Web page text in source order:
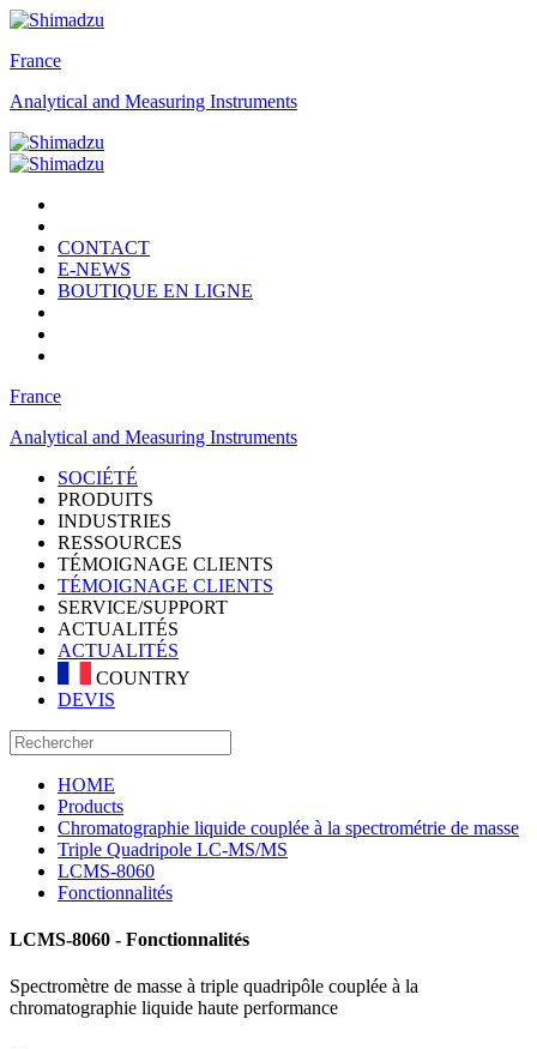
France
Analytical and Measuring Instruments
CONTACT
E-NEWS
BOUTIQUE EN LIGNE
France
Analytical and Measuring Instruments
SOCIÉTÉ
PRODUITS
INDUSTRIES
RESSOURCES
TÉMOIGNAGE CLIENTS
TÉMOIGNAGE CLIENTS
SERVICE/SUPPORT
ACTUALITÉS
ACTUALITÉS
COUNTRY
DEVIS
HOME
Products
Chromatographie liquide couplée à la spectrométrie de masse
Triple Quadripole LC-MS/MS
LCMS-8060
Fonctionnalités
LCMS-8060 - Fonctionnalités
Spectromètre de masse à triple quadripôle couplée à la
chromatographie liquide haute performance